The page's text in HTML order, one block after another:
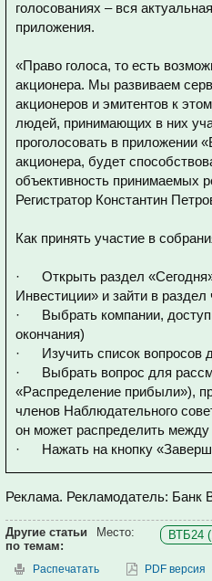
голосованиях – вся
приложения.
«Право голоса, то есть
акционера. Мы развиваем
акционеров и эмитентов к
людей, принимающих в них
проголосовать в приложении
акционера, будет
объективность принимаемых
Регистратор Константин
Как принять участие в
· Открыть раздел
Инвестиции» и зайти в раздел
· Выбрать компании,
окончания)
· Изучить список вопросов
· Выбрать вопрос для
«Распределение прибыли»),
членов Наблюдательного
он может распределить между
· Нажать на кнопку
Реклама. Рекламодатель:
Другие статьи
по темам:
Место: ВТБ24
Распечатать PDF версия